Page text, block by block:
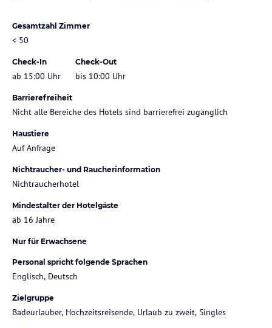
Gesamtzahl Zimmer
< 50
Check-In
ab 15:00 Uhr
Check-Out
bis 10:00 Uhr
Barrierefreiheit
Nicht alle Bereiche des Hotels sind barrierefrei zugänglich
Haustiere
Auf Anfrage
Nichtraucher- und Raucherinformation
Nichtraucherhotel
Mindestalter der Hotelgäste
ab 16 Jahre
Nur für Erwachsene
Personal spricht folgende Sprachen
Englisch, Deutsch
Zielgruppe
Badeurlauber, Hochzeitsreisende, Urlaub zu zweit, Singles